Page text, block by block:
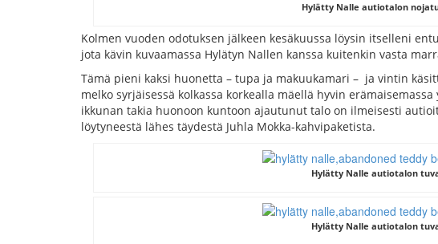
Hylätty Nalle autiotalon
Kolmen vuoden odotuksen jälkeen kesäkuussa löysin itselleni
jota kävin kuvaamassa Hylätyn Nallen kanssa kuitenkin vasta
Tämä pieni kaksi huonetta – tupa ja makuukamari – ja vintin
melko syrjäisessä kolkassa korkealla mäellä hyvin
ikkunan takia huonoon kuntoon ajautunut talo on ilmeisesti
löytyneestä lähes täydestä Juhla Mokka-kahvipaketista.
Hylätty Nalle autiotalon
Hylätty Nalle autiotalon